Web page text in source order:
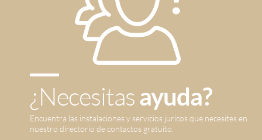
¿Necesitasayuda?
Encuentra las instalaciones y servicios jurícos que necesites en
nuestro directorio de contactos gratuito.